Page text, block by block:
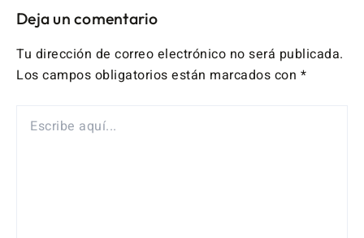
Deja un comentario
Tu dirección de correo electrónico no será publicada.
Los campos obligatorios están marcados con *
AQUÍ...